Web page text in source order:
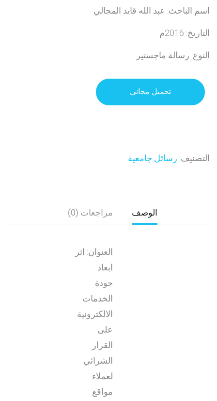
اسم الباحث: عبد الله قايد المجالي
التاريخ: 2016م
النوع: رسالة ماجستير
تحميل مجاني
التصنيف: رسائل جامعية
الوصف مراجعات (0)
العنوان: اثر
ابعاد
جودة
الخدمات
الالكترونية
على
القرار
الشرائي
لعملاء
مواقع